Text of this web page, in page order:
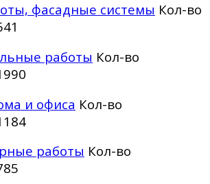
фасадные системы Кол-во
работы Кол-во
и офиса Кол-во
работы Кол-во